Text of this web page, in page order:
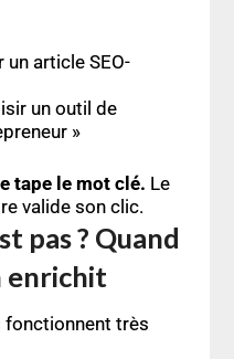
article SEO-
un outil de
»
tape le mot clé. Le
valide son clic.
pas ? Quand
enrichit
fonctionnent très